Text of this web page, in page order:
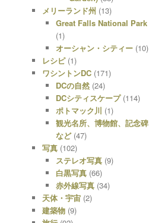
メリーランド州 (13)
Great Falls National Park
(1)
オーシャン・シティー(10)
レシピ(1)
ワシントンDC (171)
DCの自然(24)
DCシティスケープ(114)
ポトマック川 (1)
観光名所、博物館、記念碑
など(47)
写真 (102)
ステレオ写真(9)
白黒写真(66)
赤外線写真(34)
天体・宇宙 (2)
建築物 (9)